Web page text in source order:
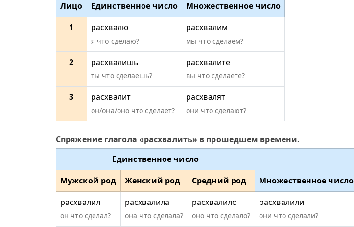
Лицо
Единственное число
Множественное число
1
расхвалю
я что сделаю?
расхвалим
мы что сделаем?
2 расхвалишь
ты что сделаешь?
расхвалите
вы что сделаете?
3 расхвалит
он/она/оно что сделает?
расхвалят
они что сделают?
Спряжение глагола «расхвалить» в прошедшем времени.
Единственное число
Множественное число
Мужской род Женский род
Средний род
расхвалил
он что сделал?
расхвалила
она что сделала?
расхвалило
оно что сделало?
расхвалили
они что сделали?